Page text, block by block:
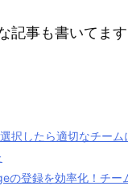
記事も書いてます
択したら適切なチー
の登録を効率化！チー